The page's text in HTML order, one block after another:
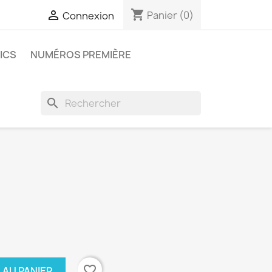
 Connexion shopping_cart Panier (0)
NUMÉROS PREMIÈRE
search